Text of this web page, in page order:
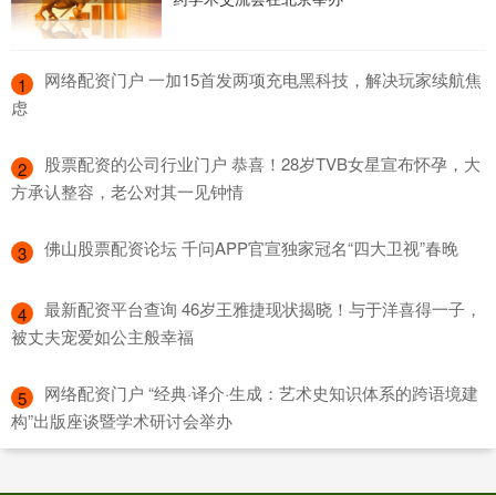
1
​网络配资门户 一加15首发两项充电黑科技，解决玩家续航焦
虑
2
​股票配资的公司行业门户 恭喜！28岁TVB女星宣布怀孕，大
方承认整容，老公对其一见钟情
3 ​佛山股票配资论坛 千问APP官宣独家冠名“四大卫视”春晚
4
​最新配资平台查询 46岁王雅捷现状揭晓！与于洋喜得一子，
被丈夫宠爱如公主般幸福
5
​网络配资门户 “经典·译介·生成：艺术史知识体系的跨语境建
构”出版座谈暨学术研讨会举办